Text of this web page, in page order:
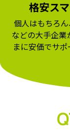
格安ス
個人はもちろ
などの大手企業
まに安価でサ